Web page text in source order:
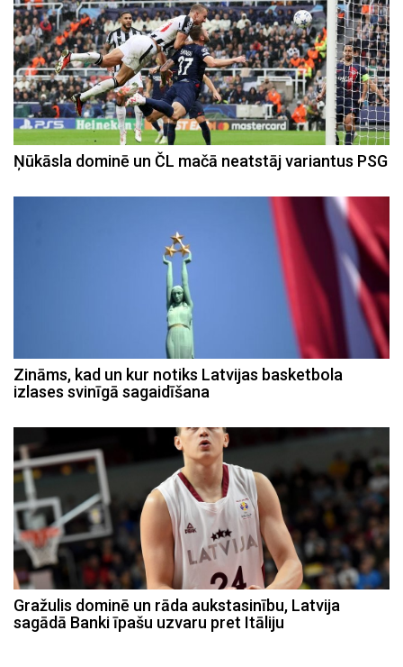
Ņūkāsla dominē un ČL mačā neatstāj variantus PSG
Zināms, kad un kur notiks Latvijas basketbola
izlases svinīgā sagaidīšana
Gražulis dominē un rāda aukstasinību, Latvija
sagādā Banki īpašu uzvaru pret Itāliju